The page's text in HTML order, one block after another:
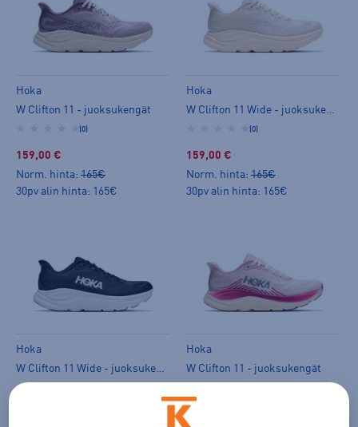
Hoka
W Clifton 11 - juoksukengät
(0)
159,00 €
Norm. hinta: 165€
30pv alin hinta: 165€
Hoka
(0)
159,00 €
Norm. hinta: 165€
30pv alin hinta: 165€
Hoka
W Clifton 11 Wide - juoksukengät
Hoka
W Clifton 11 - juoksukengät
159,00 €